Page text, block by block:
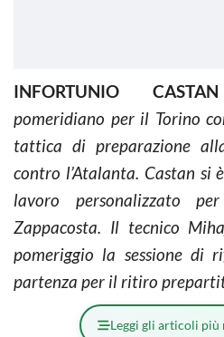
INFORTUNIO
pomeridiano per il Torino
tattica di preparazione
contro l’Atalanta. Castan si
lavoro personalizzato
Zappacosta. Il tecnico
pomeriggio la sessione di
partenza per il ritiro
Leggi gli articoli più